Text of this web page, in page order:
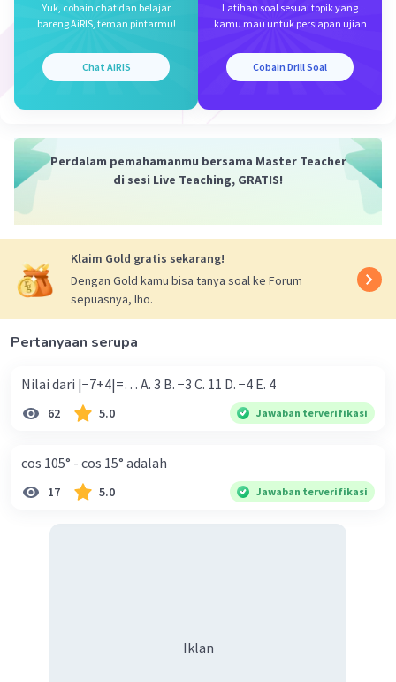
Yuk, cobain chat dan belajar
bareng AiRIS, teman pintarmu!
Chat AiRIS
Latihan soal sesuai topik yang
kamu mau untuk persiapan ujian
Cobain Drill Soal
Perdalam pemahamanmu bersama Master Teacher
di sesi Live Teaching, GRATIS!
Klaim Gold gratis sekarang!
Dengan Gold kamu bisa tanya soal ke Forum
sepuasnya, lho.
Pertanyaan serupa
Nilai dari |−7+4|=… A. 3 B. −3 C. 11 D. −4 E. 4
62 5.0 Jawaban terverifikasi
cos 105° - cos 15° adalah
17 5.0 Jawaban terverifikasi
Iklan